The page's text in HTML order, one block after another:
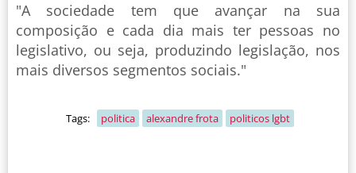
"A sociedade tem que avançar na sua
composição e cada dia mais ter pessoas no
legislativo, ou seja, produzindo legislação, nos
mais diversos segmentos sociais."
Tags: politica alexandre frota politicos lgbt